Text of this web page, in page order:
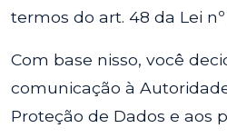
termos do art. 48 da Lei nº
Com base nisso, você
comunicação à
Proteção de Dados e aos